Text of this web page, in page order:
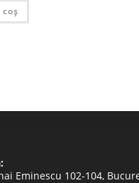
Eminescu 102-104,